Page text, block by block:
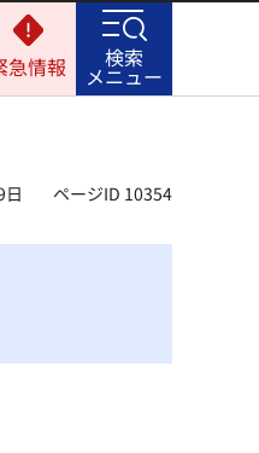
急情報 検索
メニュー
ページID 10354